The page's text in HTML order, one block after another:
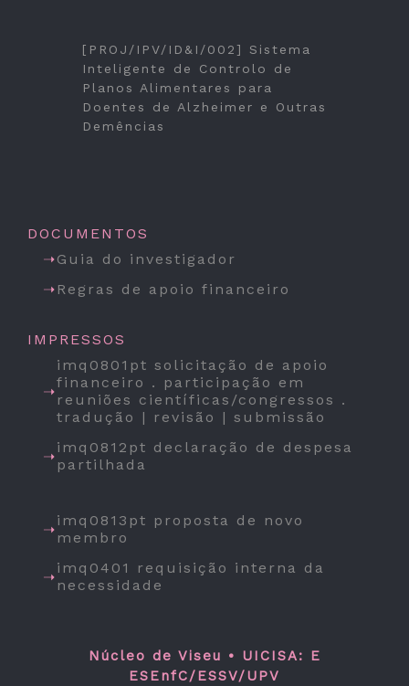
[PROJ/IPV/ID&I/002] Sistema
Inteligente de Controlo de
Planos Alimentares para
Doentes de Alzheimer e Outras
Demências
DOCUMENTOS
Guia do investigador
Regras de apoio financeiro
IMPRESSOS
imq0801pt solicitação de apoio
financeiro . participação em
reuniões científicas/congressos .
tradução | revisão | submissão
imq0812pt declaração de despesa
partilhada
imq0813pt proposta de novo
membro
imq0401 requisição interna da
necessidade
Núcleo de Viseu • UICISA: E
ESEnfC/ESSV/UPV